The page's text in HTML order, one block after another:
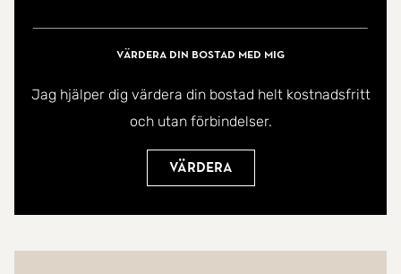
Värdera din bostad med mig
Jag hjälper dig värdera din bostad helt kostnadsfritt
och utan förbindelser.
Värdera